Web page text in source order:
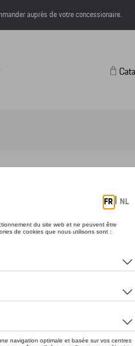
auprès de votre concessionaire.
MARTINI RACING®. Le
Dimensions : 400 mm x 400